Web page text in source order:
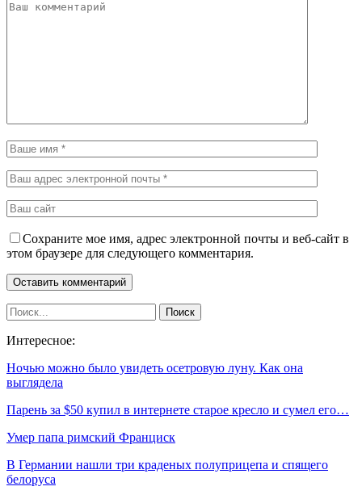
Сохраните мое имя, адрес электронной почты и веб-сайт в
этом браузере для следующего комментария.
Интересное:
Ночью можно было увидеть осетровую луну. Как она
выглядела
Парень за $50 купил в интернете старое кресло и сумел его…
Умер папа римский Франциск
В Германии нашли три краденых полуприцепа и спящего
белоруса